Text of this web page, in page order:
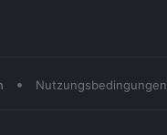
• Nutzungsbedingungen